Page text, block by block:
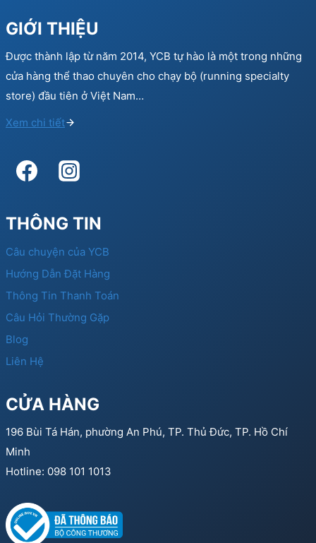
GIỚI THIỆU
Được thành lập từ năm 2014, YCB tự hào là một trong những
cửa hàng thể thao chuyên cho chạy bộ (running specialty
store) đầu tiên ở Việt Nam…
Xem chi tiết
THÔNG TIN
Câu chuyện của YCB
Hướng Dẫn Đặt Hàng
Thông Tin Thanh Toán
Câu Hỏi Thường Gặp
Blog
Liên Hệ
CỬA HÀNG
196 Bùi Tá Hán, phường An Phú, TP. Thủ Đức, TP. Hồ Chí
Minh
Hotline: 098 101 1013